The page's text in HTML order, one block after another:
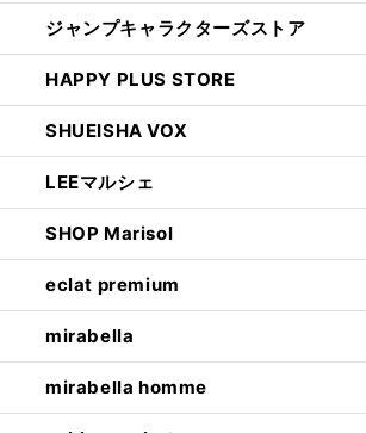
ジャンプキャラクターズストア
HAPPY PLUS STORE
SHUEISHA VOX
LEEマルシェ
SHOP Marisol
eclat premium
mirabella
mirabella homme